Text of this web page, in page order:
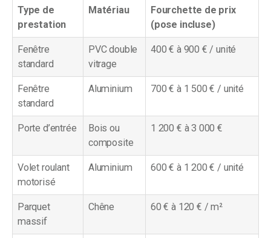
Type de
prestation
Matériau
Fourchette de prix
(pose incluse)
Fenêtre
standard
PVC double
vitrage
400 € à 900 € / unité
Fenêtre
standard
Aluminium 700 € à 1 500 € / unité
Porte d’entrée
Bois ou
composite
1 200 € à 3 000 €
Volet roulant
motorisé
Aluminium 600 € à 1 200 € / unité
Parquet
massif
Chêne 60 € à 120 € / m²